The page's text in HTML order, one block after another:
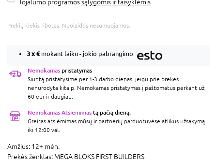
lojalumo programossąlygomis ir taisyklėmis
Prekių kiekis ribotas. Nuolaidos nesumuojamos.
3 x€mokant laiku - jokio pabrangimo
Nemokamas pristatymas
Siuntą pristatysime per 1-3 darbo dienas, jeigu prie prekės
nenurodyta kitaip. Nemokamas pristatymas į paštomatus perkant už
60 eur ir daugiau.
Nemokamas Atsiėmimas tą pačią dieną.
Greitas atsiėmimas mūsų ir partnerių parduotuvėse atlikus užsakymą
iki 12:00 val.
Amžius: 12+ mėn.
Prekės ženklas: MEGA BLOKS FIRST BUILDERS